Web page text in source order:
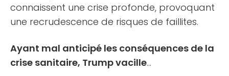
connaissent une crise profonde, provoquant
une recrudescence de risques de faillites.
Ayant mal anticipé les conséquences de la
crise sanitaire, Trump vacille…